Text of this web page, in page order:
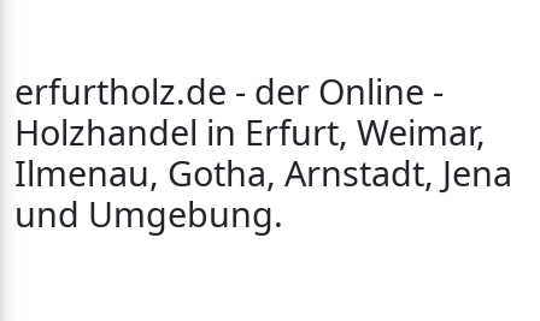
erfurtholz.de - der Online -
Holzhandel in Erfurt, Weimar,
Ilmenau, Gotha, Arnstadt, Jena
und Umgebung.